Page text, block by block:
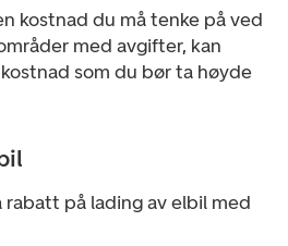
kostnad du må tenke på ved
med avgifter, kan
som du bør ta høyde
rabatt på lading av elbil med